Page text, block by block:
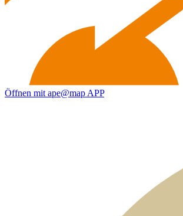
Öffnen mit ape@map APP